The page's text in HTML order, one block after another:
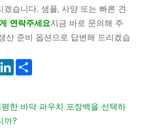
습니다. 샘플, 사양 또는 빠른 견
연락주세요지금 바로 문의해 주
산 준비 옵션으로 답변해 드리겠습
PinterestLinkedIn
한 바닥 파우치 포장백을 선택하
까?